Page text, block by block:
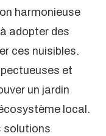
harmonieuse
adopter des
ces nuisibles.
et
un jardin
local.
solutions